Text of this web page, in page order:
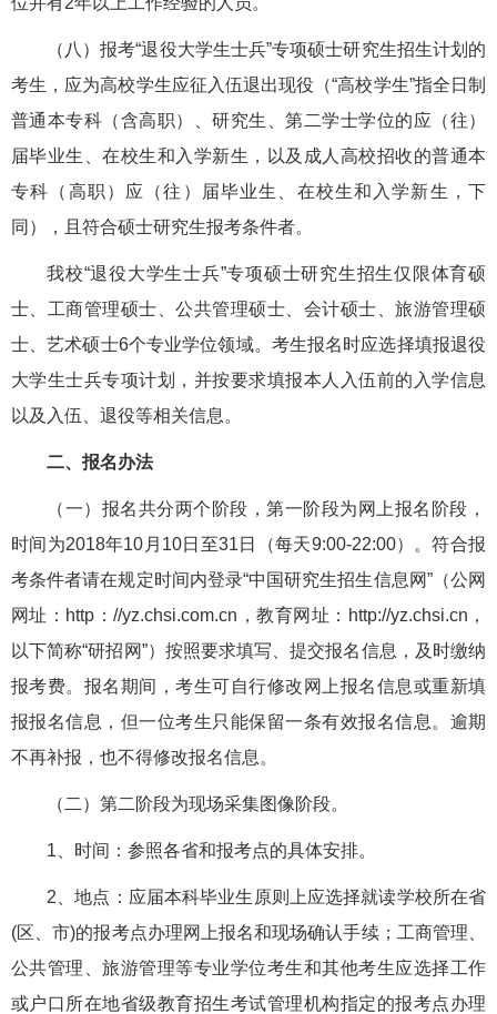
（八）报考“退役大学生士兵”专项硕士研究生招生计划的
考生，应为高校学生应征入伍退出现役（“高校学生”指全日制
普通本专科（含高职）、研究生、第二学士学位的应（往）
届毕业生、在校生和入学新生，以及成人高校招收的普通本
专科（高职）应（往）届毕业生、在校生和入学新生，下
同），且符合硕士研究生报考条件者。
我校“退役大学生士兵”专项硕士研究生招生仅限体育硕
士、工商管理硕士、公共管理硕士、会计硕士、旅游管理硕
士、艺术硕士6个专业学位领域。考生报名时应选择填报退役
大学生士兵专项计划，并按要求填报本人入伍前的入学信息
以及入伍、退役等相关信息。
二、报名办法
（一）报名共分两个阶段，第一阶段为网上报名阶段，
时间为2018年10月10日至31日（每天9:00-22:00）。符合报
考条件者请在规定时间内登录“中国研究生招生信息网”（公网
网址：http：//yz.chsi.com.cn，教育网址：http://yz.chsi.cn，
以下简称“研招网”）按照要求填写、提交报名信息，及时缴纳
报考费。报名期间，考生可自行修改网上报名信息或重新填
报报名信息，但一位考生只能保留一条有效报名信息。逾期
不再补报，也不得修改报名信息。
（二）第二阶段为现场采集图像阶段。
1、时间：参照各省和报考点的具体安排。
2、地点：应届本科毕业生原则上应选择就读学校所在省
(区、市)的报考点办理网上报名和现场确认手续；工商管理、
公共管理、旅游管理等专业学位考生和其他考生应选择工作
或户口所在地省级教育招生考试管理机构指定的报考点办理